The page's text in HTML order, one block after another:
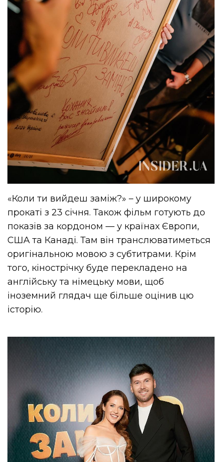
«Коли ти вийдеш заміж?» – у широкому
прокаті з 23 січня. Також фільм готують до
показів за кордоном — у країнах Європи,
США та Канаді. Там він транслюватиметься
оригінальною мовою з субтитрами. Крім
того, кінострічку буде перекладено на
англійську та німецьку мови, щоб
іноземний глядач ще більше оцінив цю
історію.